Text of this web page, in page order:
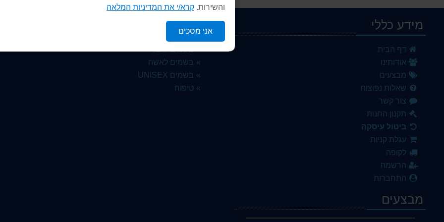
והשירות. קרא/י את המדיניות המלאה
אני מסכים מידע כללי
דף הבית
אודותינו
מבצעים
שאלות נפוצות
צור קשר
תקנון החנות
ביטול עיסקה
עגלת קניות
לקופה
הרשמה
התחברות
מבצעים
קטגוריות נבחרות
בשמים לאשה
בשמים UNISEX
טיפוח